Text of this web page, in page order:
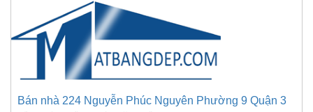
Bán nhà 224 Nguyễn Phúc Nguyên Phường 9 Quận 3